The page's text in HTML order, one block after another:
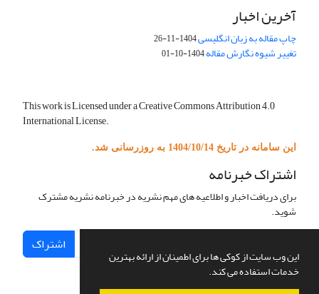
این وب سایت از کوکی ها برای اطمینان از ارائه بهترین
خدمات استفاده می کند.
آخرین اخبار
چاپ مقاله به زبان انگلیسی1404-11-26
تغییر شیوه نگارش مقاله1404-10-01
This work is Licensed under a Creative Commons Attribution 4.0
International License.
این سامانه در تاریخ 1404/10/14 به روزرسانی شد.
اشتراک خبرنامه
برای دریافت اخبار و اطلاعیه های مهم نشریه در خبرنامه نشریه مشترک
شوید.
اشتراک